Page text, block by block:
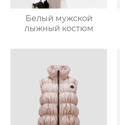
Белый мужской
лыжный костюм